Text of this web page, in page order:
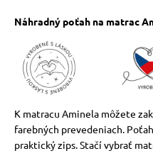
Náhradný poťah na matrac
K matracu Aminela môžete
farebných prevedeniach.
praktický zips. Stačí vybrať